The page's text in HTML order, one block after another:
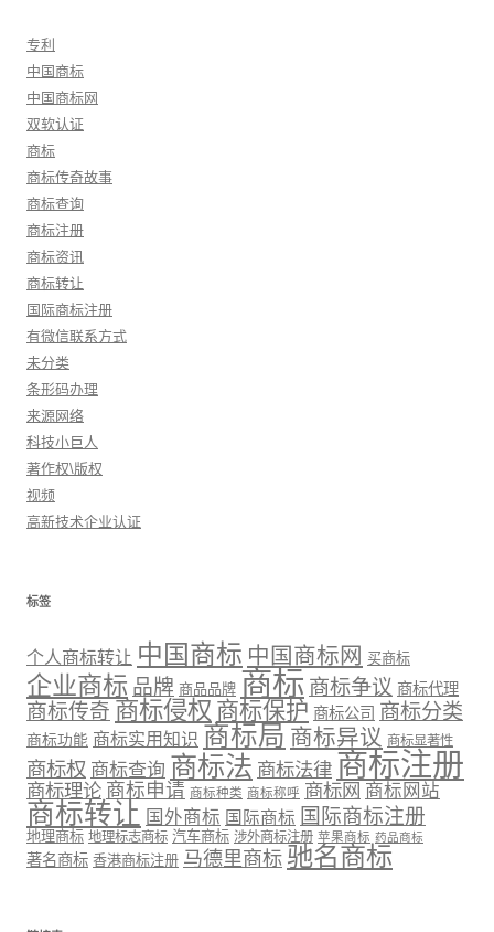
专利
中国商标
中国商标网
双软认证
商标
商标传奇故事
商标查询
商标注册
商标资讯
商标转让
国际商标注册
有微信联系方式
未分类
条形码办理
来源网络
科技小巨人
著作权\版权
视频
高新技术企业认证
标签
个人商标转让 中国商标 中国商标网 买商标
企业商标 品牌 商品品牌 商标 商标争议 商标代理
商标传奇 商标侵权 商标保护 商标公司 商标分类
商标功能 商标实用知识 商标局 商标异议 商标显著性
商标权 商标查询 商标法 商标法律 商标注册
商标理论 商标申请 商标种类 商标称呼 商标网 商标网站
商标转让 国外商标 国际商标 国际商标注册
地理商标 地理标志商标 汽车商标 涉外商标注册 苹果商标 药品商标
著名商标 香港商标注册 马德里商标 驰名商标